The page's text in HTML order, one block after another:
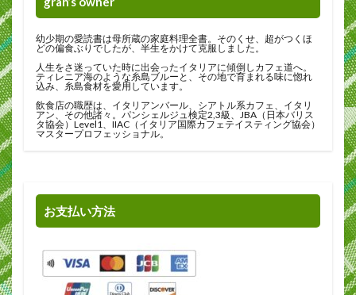
幼少期の愛読書は母所蔵の家庭料理全書。そのくせ、超がつくほ
どの偏食ぶりでしたが、半生をかけて克服しました。
人生をさ迷っていた時に出会ったイタリアに傾倒しカフェ道へ。
ティレニア海のような糸島ブルーと、その地で育まれる味に惚れ
込み、糸島食材を愛用しています。
飲食店の職歴は、イタリアンバール、シアトル系カフェ、イタリ
アン、その他諸々。パンシェルジュ検定2,3級、JBA（日本バリス
タ協会）Level1、IIAC（イタリア国際カフェテイスティング協会）
マスタープロフェッショナル。
お支払い方法